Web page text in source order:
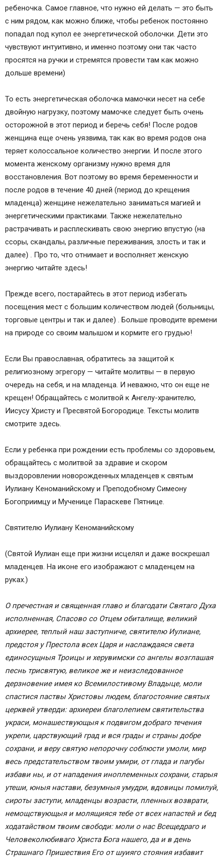
ребеночка. Самое главное, что нужно ей делать — это быть
с ним рядом, как можно ближе, чтобы ребенок постоянно
попадал под купол ее энергетической оболочки. Дети это
чувствуют интуитивно, и именно поэтому они так часто
просятся на ручки и стремятся провести там как можно
дольше времени)
То есть энергетическая оболочка мамочки несет на себе
двойную нагрузку, поэтому мамочке следует быть очень
осторожной в этот период и беречь себя! После родов
женщина еще очень уязвима, так как во время родов она
теряет колоссальное количество энергии. И после этого
момента женскому организму нужно время для
восстановления. Вот поэтому во время беременности и
после родов в течение 40 дней (период до крещения
младенца) женщине нежелательно заниматься магией и
энергетическими практиками. Также нежелательно
растрачивать и расплескивать свою энергию впустую (на
ссоры, скандалы, различные переживания, злость и так и
далее) . Про то, что отнимает и восполняет женскую
энергию читайте здесь!
Прежде всего, постарайтесь в этот период избегать
посещения мест с большим количеством людей (больницы,
торговые центры и так и далее) . Больше проводите времени
на природе со своим малышом и кормите его грудью!
Если Вы православная, обратитесь за защитой к
религиозному эгрегору — читайте молитвы — в первую
очередь на себя, и на младенца. И неважно, что он еще не
крещен! Обращайтесь с молитвой к Ангелу-хранителю,
Иисусу Христу и Пресвятой Богородице. Тексты молитв
смотрите здесь.
Если у ребенка при рождении есть проблемы со здоровьем,
обращайтесь с молитвой за здравие и скором
выздоровлении новорожденных младенцев к святым
Иулиану Кеноманийскому и Преподобному Симеону
Богоприимцу и Мученице Параскеве Пятнице.
Святителю Иулиану Кеноманийскому
(Святой Иулиан еще при жизни исцелял и даже воскрешал
младенцев. На иконе его изображают с младенцем на
руках.)
О пречестная и священная главо и благодати Святаго Духа
исполненная, Спасово со Отцем обиталище, великий
архиерее, теплый наш заступниче, святителю Иулиане,
предстоя у Престола всех Царя и наслаждаяся света
единосущныя Троицы и херувимски со ангелы возглашая
песнь трисвятую, великое же и неизследованное
дерзновение имея ко Всемилостивому Владыце, моли
спастися паствы Христовы людем, благостояние святых
церквей утверди: архиереи благолепием святительства
украси, монашествующыя к подвигом добраго течения
укрепи, царствующий град и вся грады и страны добре
сохрани, и веру святую непорочну соблюсти умоли, мир
весь предстательством твоим умири, от глада и пагубы
избави ны, и от нападения иноплеменных сохрани, старыя
утеши, юныя настави, безумныя умудри, вдовицы помилуй,
сироты заступи, младенцы возрасти, пленных возврати,
немощствующыя и молящияся тебе от всех напастей и бед
ходатайством твоим свободи: моли о нас Всещедраго и
Человеколюбиваго Христа Бога нашего, да и в день
Страшнаго Пришествия Его от шуияго стояния избавит